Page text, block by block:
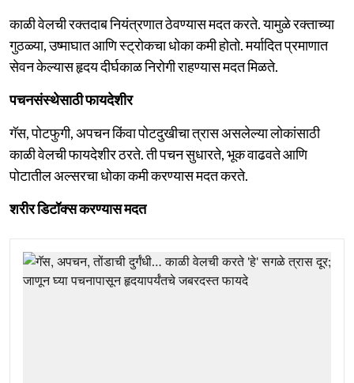
काळी वेलची रक्तदाब नियंत्रणात ठेवण्यास मदत करते. यामुळे रक्ताच्या
गुठळ्या, उष्माघात आणि स्ट्रोकचा धोका कमी होतो. मर्यादित प्रमाणात
सेवन केल्यास हृदय दीर्घकाळ निरोगी राहण्यास मदत मिळते.
पचनसंस्थेसाठी फायदेशीर
गॅस, पोटफुगी, अपचन किंवा पोटदुखीचा त्रास असलेल्या लोकांसाठी
काळी वेलची फायदेशीर ठरते. ती पचन सुधारते, भूक वाढवते आणि
पोटातील अल्सरचा धोका कमी करण्यास मदत करते.
शरीर डिटॉक्स करण्यास मदत